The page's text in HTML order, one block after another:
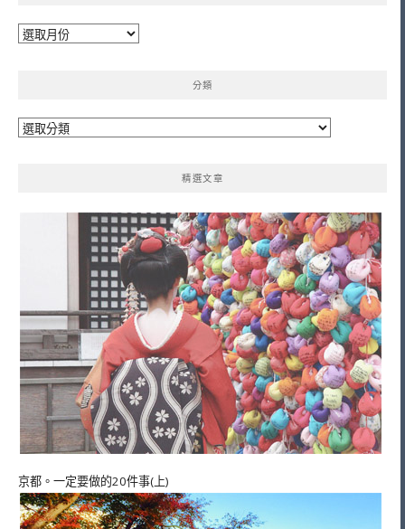
彙
分類
分
精選文章
京都。一定要做的20件事(上)